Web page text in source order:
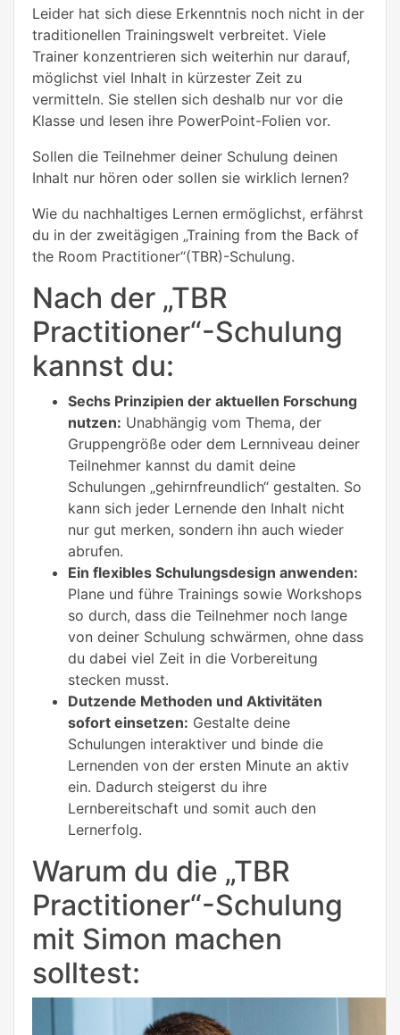
Leider hat sich diese Erkenntnis noch nicht in der
traditionellen Trainingswelt verbreitet. Viele
Trainer konzentrieren sich weiterhin nur darauf,
möglichst viel Inhalt in kürzester Zeit zu
vermitteln. Sie stellen sich deshalb nur vor die
Klasse und lesen ihre PowerPoint-Folien vor.
Sollen die Teilnehmer deiner Schulung deinen
Inhalt nur hören oder sollen sie wirklich lernen?
Wie du nachhaltiges Lernen ermöglichst, erfährst
du in der zweitägigen „Training from the Back of
the Room Practitioner“(TBR)-Schulung.
Nach der „TBR
Practitioner“-Schulung
kannst du:
Sechs Prinzipien der aktuellen Forschung
nutzen: Unabhängig vom Thema, der
Gruppengröße oder dem Lernniveau deiner
Teilnehmer kannst du damit deine
Schulungen „gehirnfreundlich“ gestalten. So
kann sich jeder Lernende den Inhalt nicht
nur gut merken, sondern ihn auch wieder
abrufen.
Ein flexibles Schulungsdesign anwenden:
Plane und führe Trainings sowie Workshops
so durch, dass die Teilnehmer noch lange
von deiner Schulung schwärmen, ohne dass
du dabei viel Zeit in die Vorbereitung
stecken musst.
Dutzende Methoden und Aktivitäten
sofort einsetzen: Gestalte deine
Schulungen interaktiver und binde die
Lernenden von der ersten Minute an aktiv
ein. Dadurch steigerst du ihre
Lernbereitschaft und somit auch den
Lernerfolg.
Warum du die „TBR
Practitioner“-Schulung
mit Simon machen
solltest: